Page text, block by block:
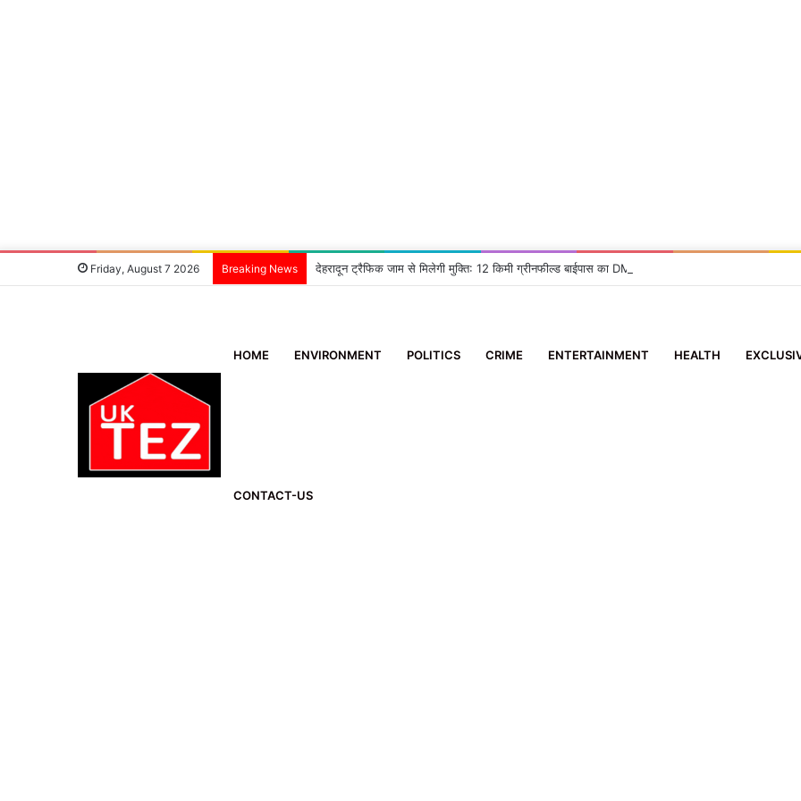
Friday, August 7 2026 Breaking News देहरादून ट्रैफिक जाम से मिलेगी मुक्ति: 12 किमी ग्रीनफील्ड बाईपास का DM ने किया निरीक्षण, दिए सख्त निर्देश
HOME ENVIRONMENT POLITICS CRIME ENTERTAINMENT HEALTH
CONTACT-US